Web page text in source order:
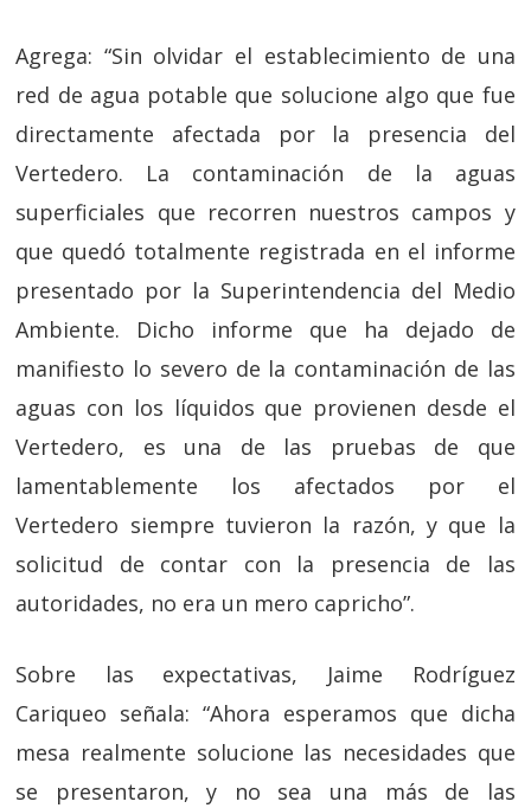
Agrega: “Sin olvidar el establecimiento de una
red de agua potable que solucione algo que fue
directamente afectada por la presencia del
Vertedero. La contaminación de la aguas
superficiales que recorren nuestros campos y
que quedó totalmente registrada en el informe
presentado por la Superintendencia del Medio
Ambiente. Dicho informe que ha dejado de
manifiesto lo severo de la contaminación de las
aguas con los líquidos que provienen desde el
Vertedero, es una de las pruebas de que
lamentablemente los afectados por el
Vertedero siempre tuvieron la razón, y que la
solicitud de contar con la presencia de las
autoridades, no era un mero capricho”.
Sobre las expectativas, Jaime Rodríguez
Cariqueo señala: “Ahora esperamos que dicha
mesa realmente solucione las necesidades que
se presentaron, y no sea una más de las